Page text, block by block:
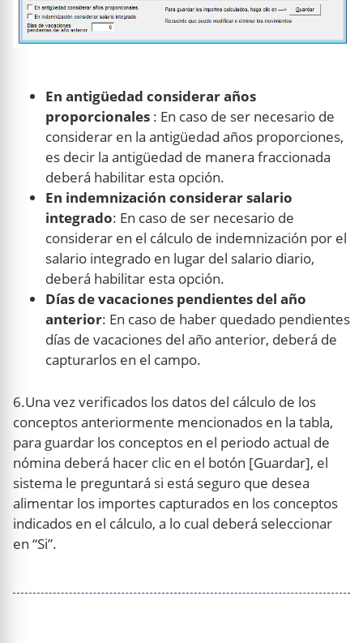
En antigüedad considerar años
proporcionales : En caso de ser necesario de
considerar en la antigüedad años proporciones,
es decir la antigüedad de manera fraccionada
deberá habilitar esta opción.
En indemnización considerar salario
integrado: En caso de ser necesario de
considerar en el cálculo de indemnización por el
salario integrado en lugar del salario diario,
deberá habilitar esta opción.
Días de vacaciones pendientes del año
anterior: En caso de haber quedado pendientes
días de vacaciones del año anterior, deberá de
capturarlos en el campo.
6.Una vez verificados los datos del cálculo de los
conceptos anteriormente mencionados en la tabla,
para guardar los conceptos en el periodo actual de
nómina deberá hacer clic en el botón [Guardar], el
sistema le preguntará si está seguro que desea
alimentar los importes capturados en los conceptos
indicados en el cálculo, a lo cual deberá seleccionar
en “Si”.